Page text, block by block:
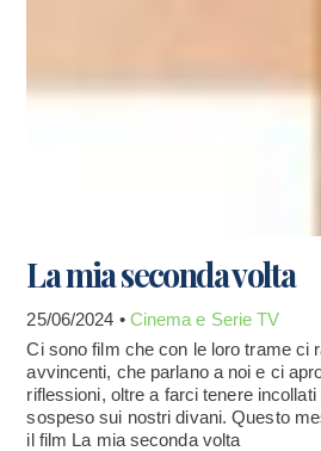
La mia seconda volta
25/06/2024 • Cinema e Serie TV
Ci sono film che con le loro trame ci
avvincenti, che parlano a noi e ci
riflessioni, oltre a farci tenere incollati
sospeso sui nostri divani. Questo
il film La mia seconda volta